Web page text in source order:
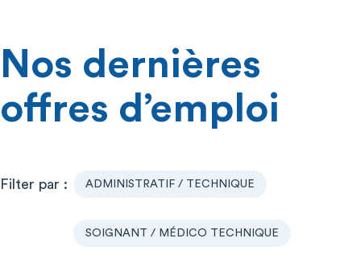
Nos dernières
offres d’emploi
ADMINISTRATIF / TECHNIQUE
SOIGNANT / MÉDICO TECHNIQUE